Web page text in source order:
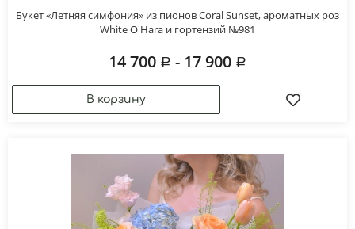
Букет «Летняя симфония» из пионов Coral Sunset, ароматных роз
White O'Hara и гортензий №981
14 700 - 17 900